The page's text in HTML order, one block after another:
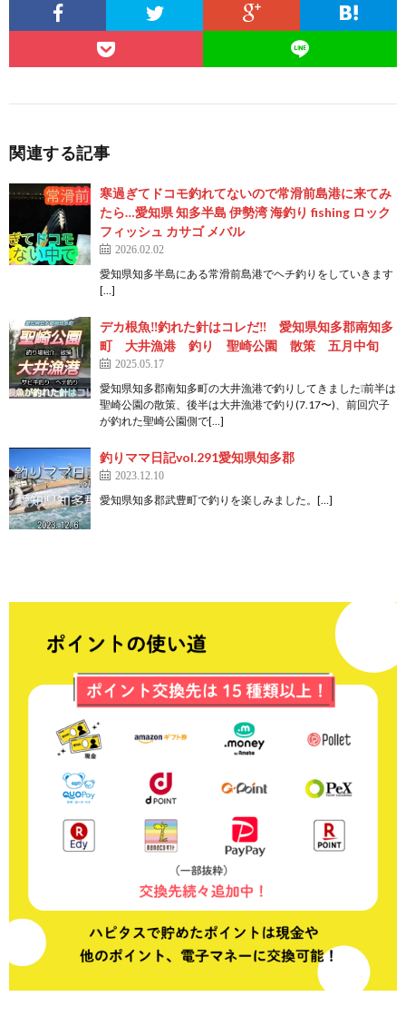
関連する記事
寒過ぎてドコモ釣れてないので常滑前島港に来てみ
たら…愛知県 知多半島 伊勢湾 海釣り fishing ロック
フィッシュ カサゴ メバル
2026.02.02
愛知県知多半島にある常滑前島港でヘチ釣りをしていきます
[…]
デカ根魚‼️釣れた針はコレだ‼️ 愛知県知多郡南知多
町 大井漁港 釣り 聖崎公園 散策 五月中旬
2025.05.17
愛知県知多郡南知多町の大井漁港で釣りしてきました❕前半は
聖崎公園の散策、後半は大井漁港で釣り(7.17〜)、前回穴子
が釣れた聖崎公園側で[…]
釣りママ日記vol.291愛知県知多郡
2023.12.10
愛知県知多郡武豊町で釣りを楽しみました。[…]